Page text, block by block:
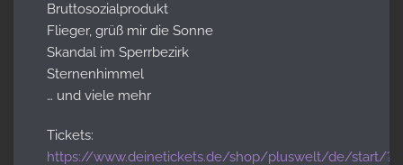
Bruttosozialprodukt
Flieger, grüß mir die Sonne
Skandal im Sperrbezirk
Sternenhimmel
… und viele mehr
Tickets:
https://www.deinetickets.de/shop/pluswelt/de/start/?